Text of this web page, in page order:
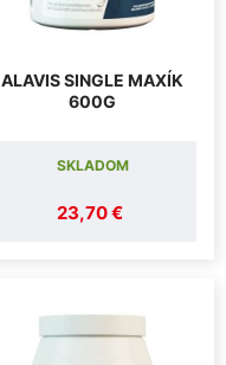
ALAVIS SINGLE MAXÍK
600G
23,70 €
SKLADOM